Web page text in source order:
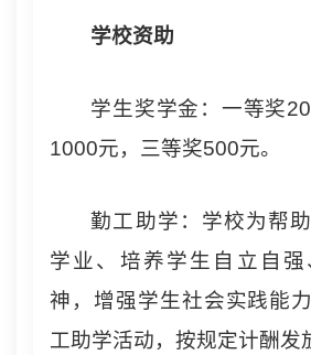
学校资助
学生奖学金：一等奖
1000元，三等奖500元。
勤工助学：学校为帮
学业、培养学生自立自
神，增强学生社会实践能
工助学活动，按规定计酬发